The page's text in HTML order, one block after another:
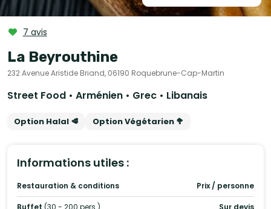
7 avis
La Beyrouthine
232 Avenue Aristide Briand, 06190 Roquebrune-Cap-Martin
Street Food • Arménien • Grec • Libanais
Option Halal 🥩 Option Végétarien 🥦
Informations utiles :
Restauration & conditions Prix / personne
Buffet (30 - 200 pers.)
Sur devis